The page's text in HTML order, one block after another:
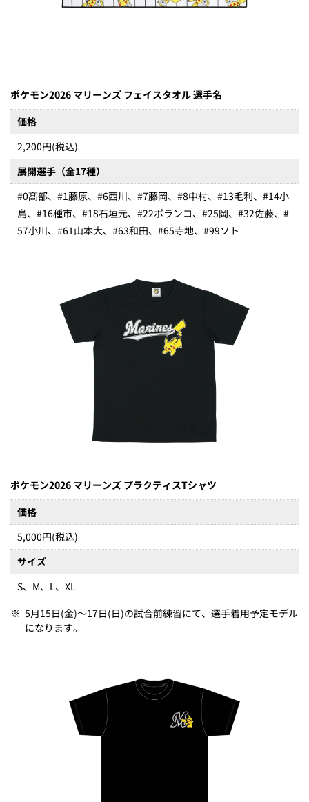
ポケモン2026 マリーンズ フェイスタオル 選手名
価格
2,200円(税込)
展開選手（全17種）
#0髙部、#1藤原、#6西川、#7藤岡、#8中村、#13毛利、#14小
島、#16種市、#18石垣元、#22ポランコ、#25岡、#32佐藤、#
57小川、#61山本大、#63和田、#65寺地、#99ソト
ポケモン2026 マリーンズ プラクティスTシャツ
価格
5,000円(税込)
サイズ
S、M、L、XL
※ 5月15日(金)～17日(日)の試合前練習にて、選手着用予定モデル
になります。